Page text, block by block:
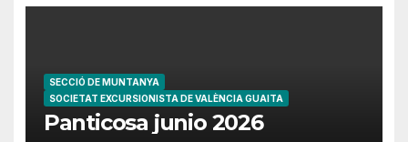
SECCIÓ DE MUNTANYA
SOCIETAT EXCURSIONISTA DE VALÈNCIA GUAITA
Panticosa junio 2026